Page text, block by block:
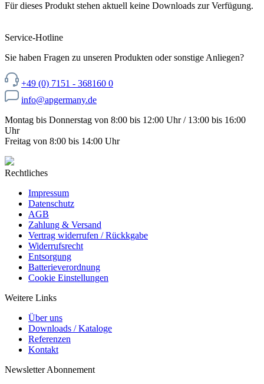
Für dieses Produkt stehen aktuell keine Downloads zur Verfügung.
Service-Hotline
Sie haben Fragen zu unseren Produkten oder sonstige Anliegen?
+49 (0) 7151 - 368160 0
info@apgermany.de
Montag bis Donnerstag von 8:00 bis 12:00 Uhr / 13:00 bis 16:00
Uhr
Freitag von 8:00 bis 14:00 Uhr
Rechtliches
Impressum
Datenschutz
AGB
Zahlung & Versand
Vertrag widerrufen / Rückkgabe
Widerrufsrecht
Entsorgung
Batterieverordnung
Cookie Einstellungen
Weitere Links
Über uns
Downloads / Kataloge
Referenzen
Kontakt
Newsletter Abonnement